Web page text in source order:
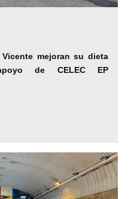
mejoran su dieta
de CELEC EP